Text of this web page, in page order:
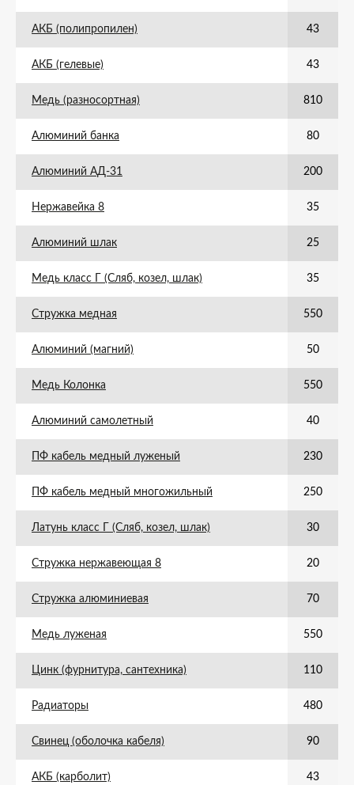
АКБ (полипропилен) 43
АКБ (гелевые) 43
Медь (разносортная) 810
Алюминий банка 80
Алюминий АД-31 200
Нержавейка 8 35
Алюминий шлак 25
Медь класс Г (Сляб, козел, шлак) 35
Стружка медная 550
Алюминий (магний) 50
Медь Колонка 550
Алюминий самолетный 40
ПФ кабель медный луженый 230
ПФ кабель медный многожильный 250
Латунь класс Г (Сляб, козел, шлак) 30
Стружка нержавеющая 8 20
Стружка алюминиевая 70
Медь луженая 550
Цинк (фурнитура, сантехника) 110
Радиаторы 480
Свинец (оболочка кабеля) 90
АКБ (карболит) 43